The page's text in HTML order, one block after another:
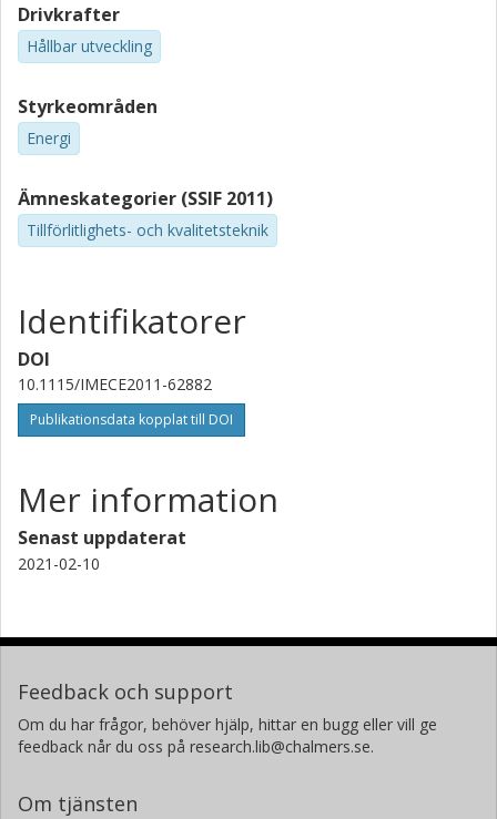
Drivkrafter
Hållbar utveckling
Styrkeområden
Energi
Ämneskategorier (SSIF 2011)
Tillförlitlighets- och kvalitetsteknik
Identifikatorer
DOI
10.1115/IMECE2011-62882
Publikationsdata kopplat till DOI
Mer information
Senast uppdaterat
2021-02-10
Feedback och support
Om du har frågor, behöver hjälp, hittar en bugg eller vill ge
feedback når du oss på research.lib@chalmers.se.
Om tjänsten